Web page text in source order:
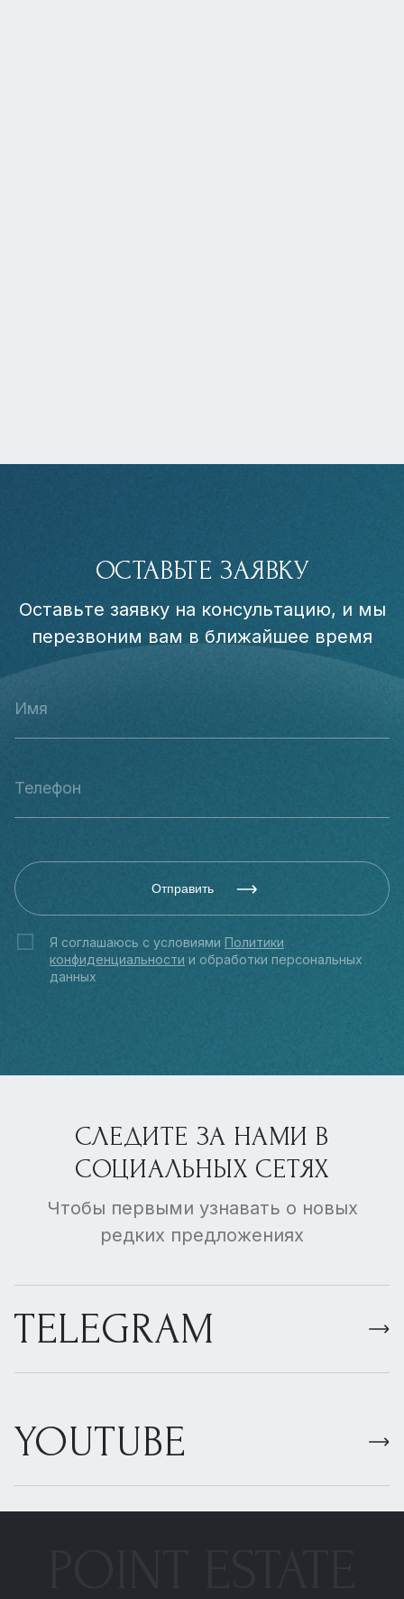
ОСТАВЬТЕ ЗАЯВКУ
Оставьте заявку на консультацию, и мы
перезвоним вам в ближайшее время
Отправить
Я соглашаюсь с условиями Политики
конфиденциальности и обработки персональных
данных
СЛЕДИТЕ ЗА НАМИ В
СОЦИАЛЬНЫХ СЕТЯХ
Чтобы первыми узнавать о новых
редких предложениях
TELEGRAM
YOUTUBE